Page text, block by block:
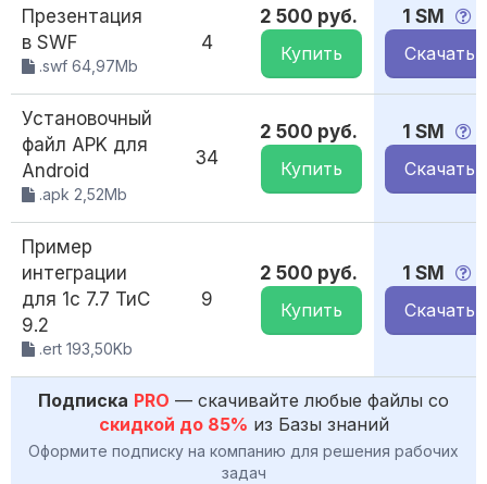
Презентация
в SWF
.swf 64,97Mb
4
2 500 руб.
Купить
1 SM
Скачать
Установочный
файл APK для
Android
.apk 2,52Mb
34
2 500 руб.
Купить
1 SM
Скачать
Пример
интеграции
для 1с 7.7 ТиС
9.2
.ert 193,50Kb
9
2 500 руб.
Купить
1 SM
Скачать
Подписка PRO — скачивайте любые файлы со
скидкой до 85% из Базы знаний
Оформите подписку на компанию для решения рабочих
задач